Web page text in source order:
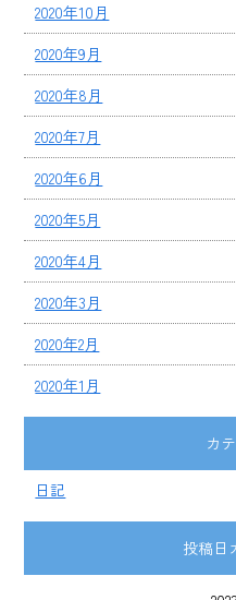
2020年10月
2020年9月
2020年8月
2020年7月
2020年6月
2020年5月
2020年4月
2020年3月
2020年2月
2020年1月
カ
日記
投稿日